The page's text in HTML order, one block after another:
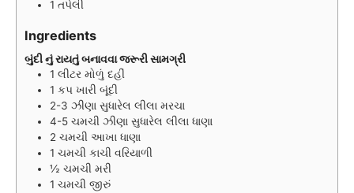
1 તપેલી
Ingredients
બુંદી નું રાયતું બનાવવા જરૂરી સામગ્રી
1 લીટર મોળું દહીં
1 કપ ખારી બૂંદી
2-3 ઝીણા સુધારેલ લીલા મરચા
4-5 ચમચી ઝીણા સુધારેલ લીલા ધાણા
2 ચમચી આખા ધાણા
1 ચમચી કાચી વરિયાળી
½ ચમચી મરી
1 ચમચી જીરું